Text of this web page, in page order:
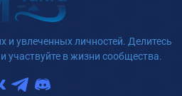
и увлеченных личностей. Делитесь
участвуйте в жизни сообщества.